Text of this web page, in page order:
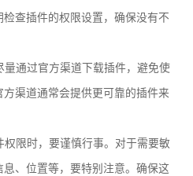
查插件的权限设置，确保没有不
通过官方渠道下载插件，避免使
渠道通常会提供更可靠的插件来
限时，要谨慎行事。对于需要敏
、位置等，要特别注意。确保这